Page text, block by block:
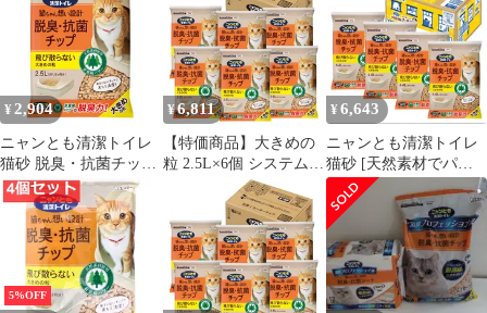
ねこ 砂 木 システムト
イレ 肉球 掃除 大容量
¥ 2,904
ニャンとも清潔トイレ
猫砂 脱臭・抗菌チップ
大きめの粒 2.5L システ
ムトイレ 猫用 消臭 ネ
コ砂
¥6,811
【特価商品】大きめの
粒 2.5L×6個 システムト
イレ 脱臭・抗菌チップ
猫用 猫砂 消臭 ネコ砂
ニャンとも清潔トイレ
(ケース販売)
¥ 6,643
ニャンとも清潔トイレ
猫砂 [天然素材でパワ
フルに脱臭] 脱臭・抗
菌チップ 大きめの粒
4.4L×4個 システムトイ
レ 猫用 消臭 ネコ砂 (ケ
ース販売)
5%OFF